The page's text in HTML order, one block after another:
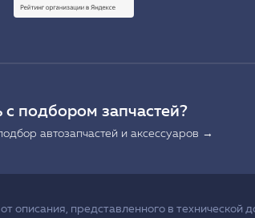
подбором запчастей?
автозапчастей и аксессуаров →
описания, представленного в технической